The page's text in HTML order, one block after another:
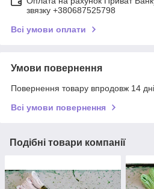
звязку +380687525798
Всі умови оплати
Умови повернення
Повернення товару впродовж 14
Всі умови повернення
Подібні товари компанії